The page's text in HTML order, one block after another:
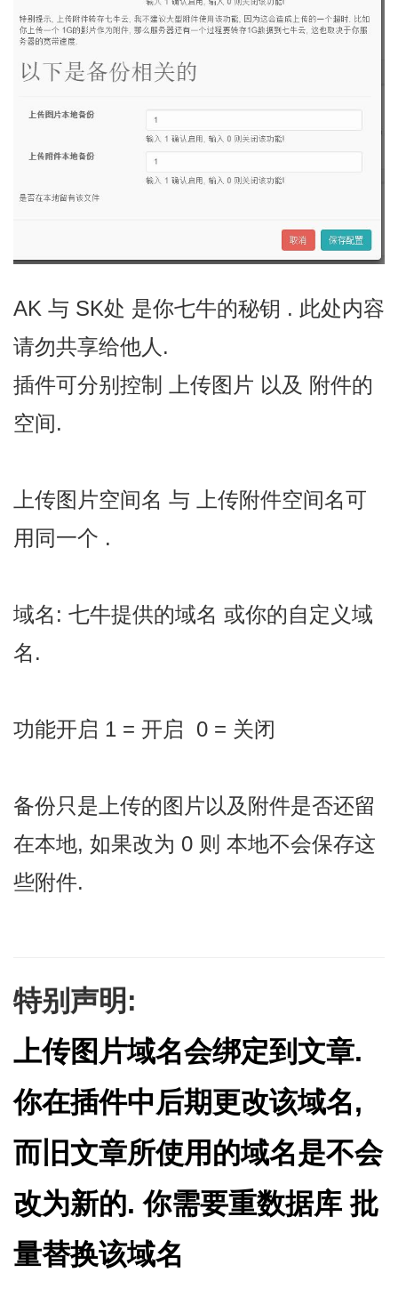
AK 与 SK处 是你七牛的秘钥 . 此处内容
请勿共享给他人.
插件可分别控制 上传图片 以及 附件的
空间.
上传图片空间名 与 上传附件空间名可
用同一个 .
域名: 七牛提供的域名 或你的自定义域
名.
功能开启 1 = 开启 0 = 关闭
备份只是上传的图片以及附件是否还留
在本地, 如果改为 0 则 本地不会保存这
些附件.
特别声明:
上传图片域名会绑定到文章.
你在插件中后期更改该域名,
而旧文章所使用的域名是不会
改为新的. 你需要重数据库 批
量替换该域名